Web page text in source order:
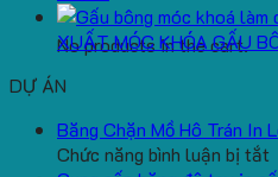
No products in the cart.
XUẤT MÓC KHÓA GẤU
DỰ ÁN
Băng Chặn Mồ Hô Trán In
Chức năng bình luận bị tắt